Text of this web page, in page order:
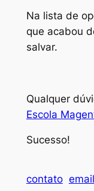
Na lista de
que acabou
salvar.
Qualquer
Escola
Sucesso!
contato email